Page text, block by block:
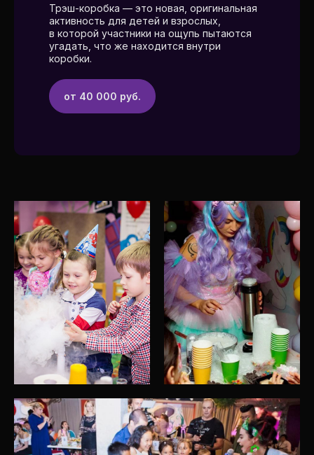
Трэш-коробка — этo новaя, оpигинальная
активность для детей и взрослых,
в которой участники на ощупь пытаются
угадать, что же находится внутри
коробки.
от 40 000 руб.